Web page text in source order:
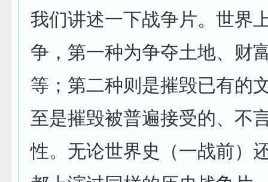
我们讲述一下战争片。世界
争，第一种为争夺土地、财
等；第二种则是摧毁已有的
至是摧毁被普遍接受的、不
性。无论世界史（一战前）